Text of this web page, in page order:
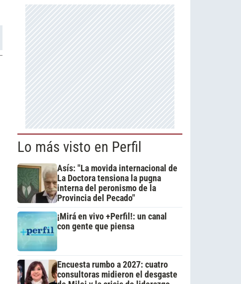
Lo más visto en Perfil
Asís: "La movida internacional de
La Doctora tensiona la pugna
interna del peronismo de la
Provincia del Pecado"
¡Mirá en vivo +Perfil!: un canal
con gente que piensa
Encuesta rumbo a 2027: cuatro
consultoras midieron el desgaste